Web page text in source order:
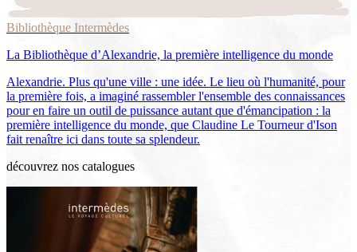
Bibliothèque Intermèdes
La Bibliothèque d’Alexandrie, la première intelligence du monde
Alexandrie. Plus qu'une ville : une idée. Le lieu où l'humanité, pour
la première fois, a imaginé rassembler l'ensemble des connaissances
pour en faire un outil de puissance autant que d'émancipation : la
première intelligence du monde, que Claudine Le Tourneur d'Ison
fait renaître ici dans toute sa splendeur.
découvrez nos catalogues